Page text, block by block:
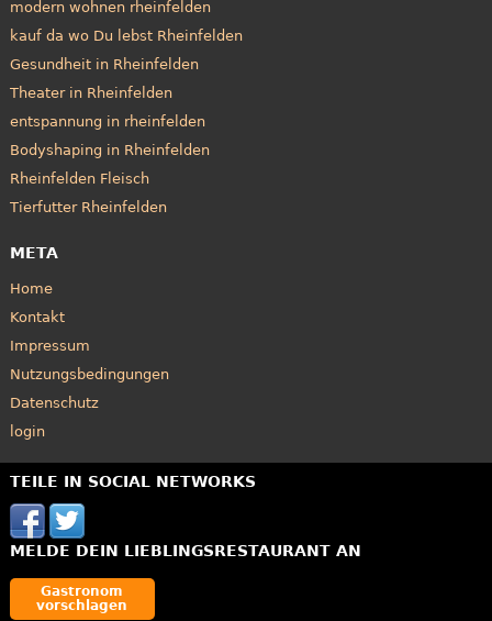
modern wohnen rheinfelden
kauf da wo Du lebst Rheinfelden
Gesundheit in Rheinfelden
Theater in Rheinfelden
entspannung in rheinfelden
Bodyshaping in Rheinfelden
Rheinfelden Fleisch
Tierfutter Rheinfelden
META
Home
Kontakt
Impressum
Nutzungsbedingungen
Datenschutz
login
TEILE IN SOCIAL NETWORKS
MELDE DEIN LIEBLINGSRESTAURANT AN
Gastronom
vorschlagen